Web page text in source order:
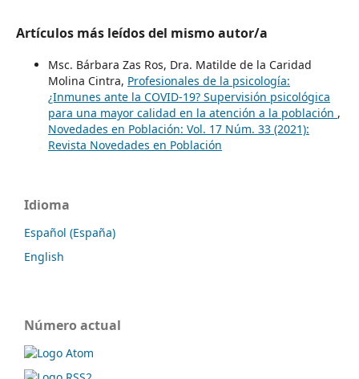
Artículos más leídos del mismo autor/a
Msc. Bárbara Zas Ros, Dra. Matilde de la Caridad
Molina Cintra, Profesionales de la psicología:
¿Inmunes ante la COVID-19? Supervisión psicológica
para una mayor calidad en la atención a la población ,
Novedades en Población: Vol. 17 Núm. 33 (2021):
Revista Novedades en Población
Idioma
Español (España)
English
Número actual